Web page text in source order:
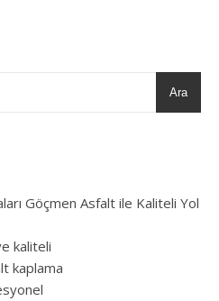
Ara
Göçmen Asfalt ile Kaliteli Yol
kaliteli
kaplama